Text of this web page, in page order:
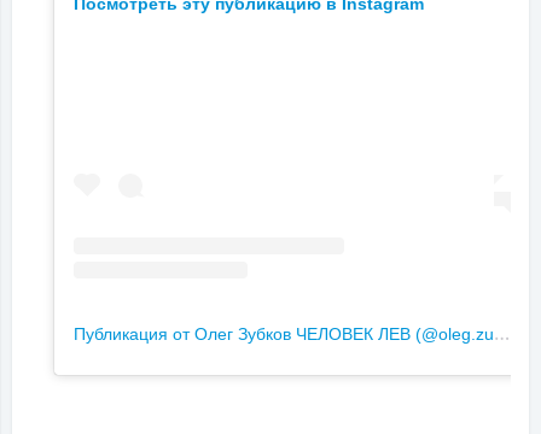
П
убликация от Олег Зубков ЧЕЛОВЕК ЛЕВ (@oleg.zubkov)